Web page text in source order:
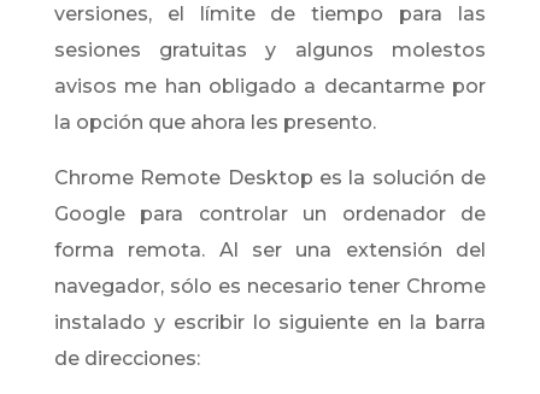
versiones, el límite de tiempo para las
sesiones gratuitas y algunos molestos
avisos me han obligado a decantarme por
la opción que ahora les presento.
Chrome Remote Desktop es la solución de
Google para controlar un ordenador de
forma remota. Al ser una extensión del
navegador, sólo es necesario tener Chrome
instalado y escribir lo siguiente en la barra
de direcciones: